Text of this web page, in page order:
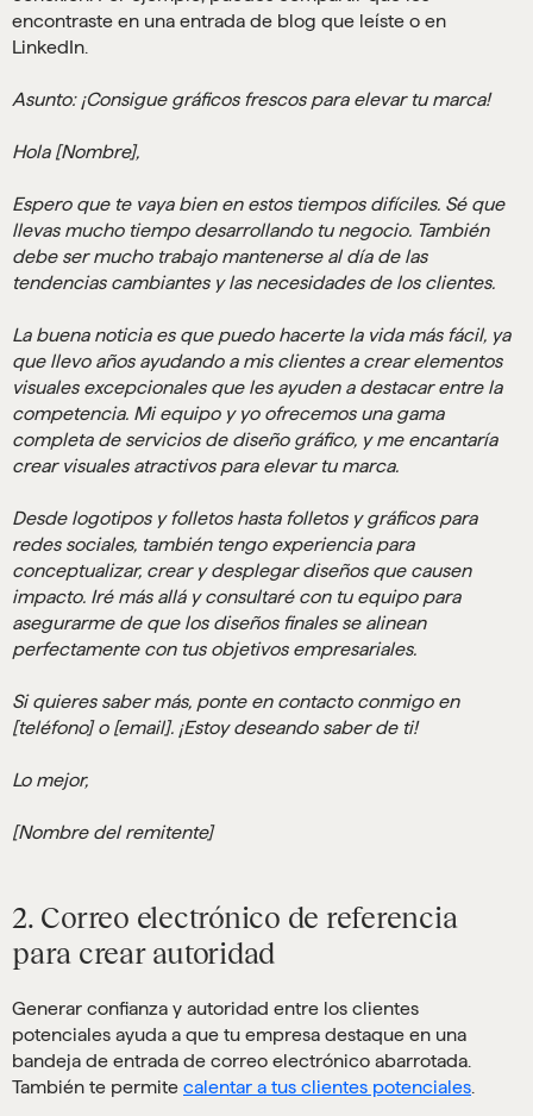
encontraste en una entrada de blog que leíste o en
LinkedIn.
Asunto: ¡Consigue gráficos frescos para elevar tu marca!
Hola [Nombre],
Espero que te vaya bien en estos tiempos difíciles. Sé que
llevas mucho tiempo desarrollando tu negocio. También
debe ser mucho trabajo mantenerse al día de las
tendencias cambiantes y las necesidades de los clientes.
La buena noticia es que puedo hacerte la vida más fácil, ya
que llevo años ayudando a mis clientes a crear elementos
visuales excepcionales que les ayuden a destacar entre la
competencia. Mi equipo y yo ofrecemos una gama
completa de servicios de diseño gráfico, y me encantaría
crear visuales atractivos para elevar tu marca.
Desde logotipos y folletos hasta folletos y gráficos para
redes sociales, también tengo experiencia para
conceptualizar, crear y desplegar diseños que causen
impacto. Iré más allá y consultaré con tu equipo para
asegurarme de que los diseños finales se alinean
perfectamente con tus objetivos empresariales.
Si quieres saber más, ponte en contacto conmigo en
[teléfono] o [email]. ¡Estoy deseando saber de ti!
Lo mejor,
[Nombre del remitente]
2. Correo electrónico de referencia
para crear autoridad
Generar confianza y autoridad entre los clientes
potenciales ayuda a que tu empresa destaque en una
bandeja de entrada de correo electrónico abarrotada.
También te permite calentar a tus clientes potenciales